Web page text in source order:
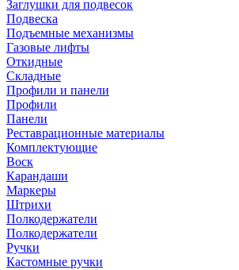
Заглушки для подвесок
Подвеска
Подъемные механизмы
Газовые лифты
Откидные
Складные
Профили и панели
Профили
Панели
Реставрационные материалы
Комплектующие
Воск
Карандаши
Маркеры
Штрихи
Полкодержатели
Полкодержатели
Ручки
Кастомные ручки